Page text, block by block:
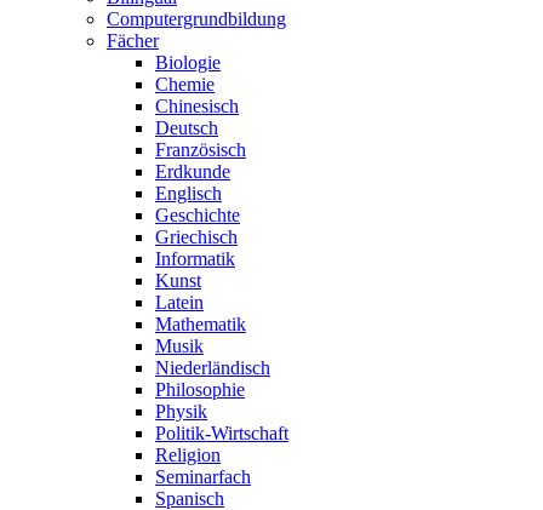
Computergrundbildung
Fächer
Biologie
Chemie
Chinesisch
Deutsch
Französisch
Erdkunde
Englisch
Geschichte
Griechisch
Informatik
Kunst
Latein
Mathematik
Musik
Niederländisch
Philosophie
Physik
Politik-Wirtschaft
Religion
Seminarfach
Spanisch